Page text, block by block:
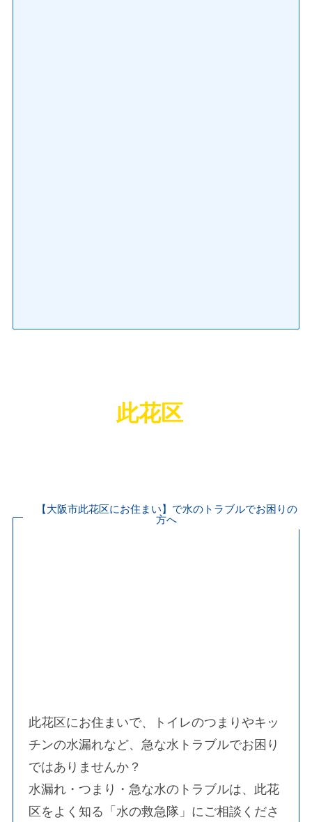
此花区
【大阪市此花区にお住まい】で水のトラブルでお困りの
方へ
此花区にお住まいで、トイレのつまりやキッ
チンの水漏れなど、急な水トラブルでお困り
ではありませんか？
水漏れ・つまり・急な水のトラブルは、此花
区をよく知る「水の救急隊」にご相談くださ